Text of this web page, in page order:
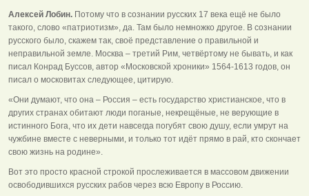
Алексей Лобин. Потому что в сознании русских 17 века ещё не было
такого, слово «патриотизм», да. Там было немножко другое. В сознании
русского было, скажем так, своё представление о правильной и
неправильной земле. Москва – третий Рим, четвёртому не бывать, и как
писал Конрад Буссов, автор «Московской хроники» 1564-1613 годов, он
писал о московитах следующее, цитирую.
«Они думают, что она – Россия – есть государство христианское, что в
других странах обитают люди поганые, некрещёные, не верующие в
истинного Бога, что их дети навсегда погубят свою душу, если умрут на
чужбине вместе с неверными, и только тот идёт прямо в рай, кто скончает
свою жизнь на родине».
Вот это просто красной строкой прослеживается в массовом движении
освободившихся русских рабов через всю Европу в Россию.